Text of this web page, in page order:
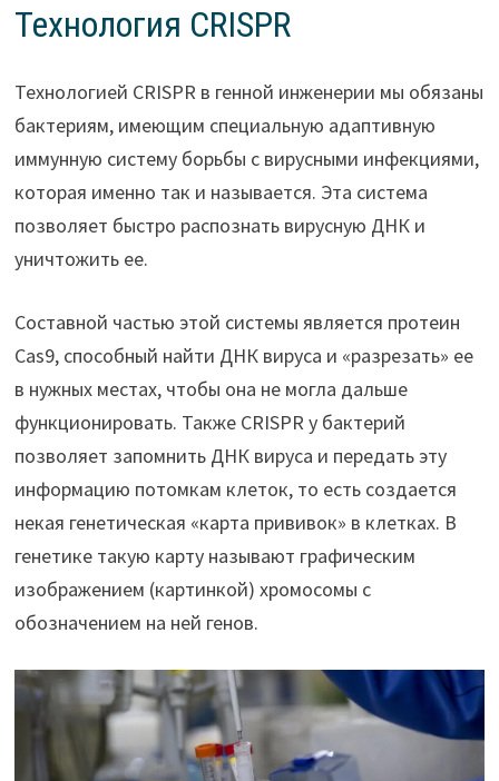
Технология CRISPR
Технологией CRISPR в генной инженерии мы обязаны
бактериям, имеющим специальную адаптивную
иммунную систему борьбы с вирусными инфекциями,
которая именно так и называется. Эта система
позволяет быстро распознать вирусную ДНК и
уничтожить ее.
Составной частью этой системы является протеин
Cas9, способный найти ДНК вируса и «разрезать» ее
в нужных местах, чтобы она не могла дальше
функционировать. Также CRISPR у бактерий
позволяет запомнить ДНК вируса и передать эту
информацию потомкам клеток, то есть создается
некая генетическая «карта прививок» в клетках. В
генетике такую карту называют графическим
изображением (картинкой) хромосомы с
обозначением на ней генов.